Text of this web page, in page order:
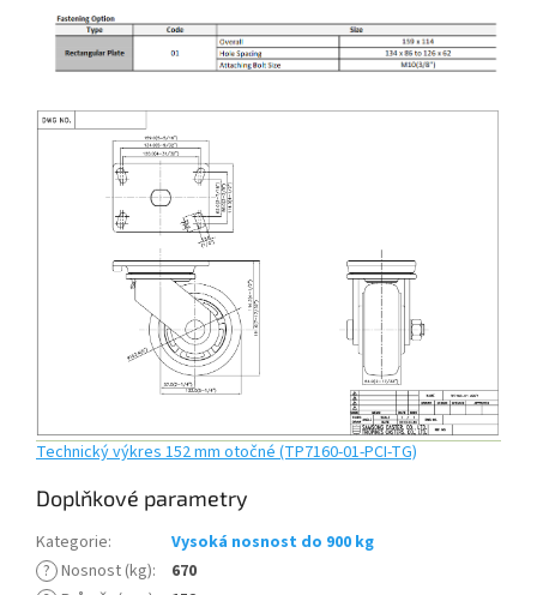
Technický výkres 152 mm otočné (TP7160-01-PCI-TG)
Doplňkové parametry
Kategorie:
Vysoká nosnost do 900 kg
? Nosnost (kg):
670